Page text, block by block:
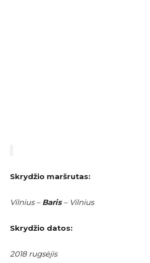
Skrydžio maršrutas:
Vilnius – Baris – Vilnius
Skrydžio datos:
2018 rugsėjis